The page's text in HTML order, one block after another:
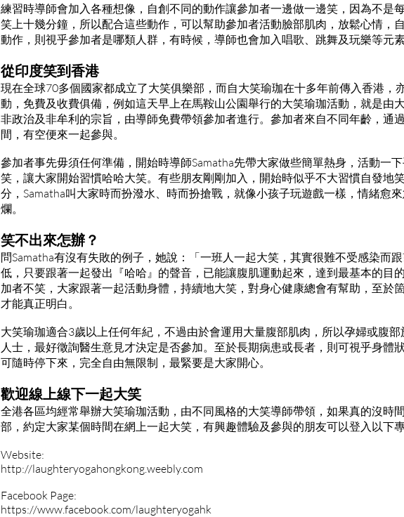
練習時導師會加入各種想像，自創不同的動作讓參加者一邊做一邊笑，因為不是
笑上十幾分鐘，所以配合這些動作，可以幫助參加者活動臉部肌肉，放鬆心情，
動作，則視乎參加者是哪類人群，有時候，導師也會加入唱歌、跳舞及玩樂等元
從印度笑到香港
現在全球70多個國家都成立了大笑俱樂部，而自大笑瑜珈在十多年前傳入香港，
動，免費及收費俱備，例如這天早上在馬鞍山公園舉行的大笑瑜珈活動，就是由
非政治及非牟利的宗旨，由導師免費帶領參加者進行。參加者來自不同年齡，通
間，有空便來一起參與。
參加者事先毋須任何準備，開始時導師Samatha先帶大家做些簡單熱身，活動一
笑，讓大家開始習慣哈哈大笑。有些朋友剛剛加入，開始時似乎不大習慣自發地
分，Samatha叫大家時而扮潑水、時而扮搶戰，就像小孩子玩遊戲一樣，情緒愈
爛。
笑不出來怎辦？
問Samatha有沒有失敗的例子，她說：「一班人一起大笑，其實很難不受感染而
低，只要跟著一起發出『哈哈』的聲音，已能讓腹肌運動起來，達到最基本的目
加者不笑，大家跟著一起活動身體，持續地大笑，對身心健康總會有幫助，至於
才能真正明白。
大笑瑜珈適合3歲以上任何年紀，不過由於會運用大量腹部肌肉，所以孕婦或腹
人士，最好徵詢醫生意見才決定是否參加。至於長期病患或長者，則可視乎身體
可隨時停下來，完全自由無限制，最緊要是大家開心。
歡迎線上線下一起大笑
全港各區均經常舉辦大笑瑜珈活動，由不同風格的大笑導師帶領，如果真的沒時
部，約定大家某個時間在網上一起大笑，有興趣體驗及參與的朋友可以登入以下專
Website:
http://laughteryogahongkong.weebly.com
Facebook Page:
https://www.facebook.com/laughteryogahk